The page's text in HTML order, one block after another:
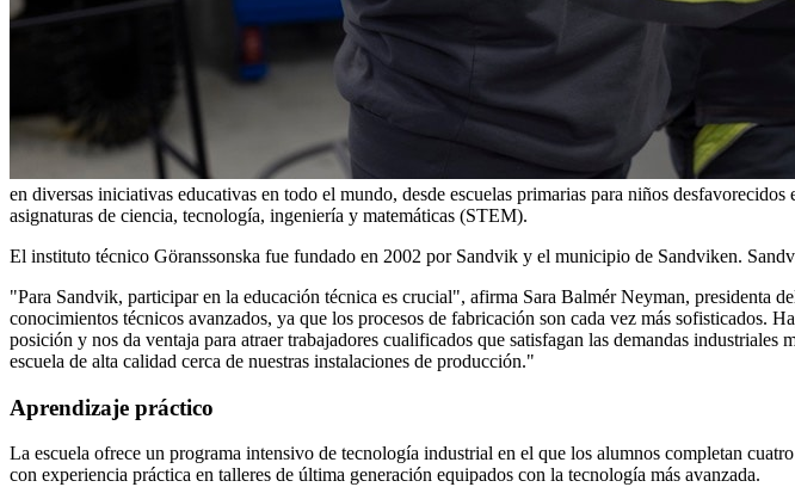
en diversas iniciativas educativas en todo el mundo, desde escuelas primarias para niños
asignaturas de ciencia, tecnología, ingeniería y matemáticas (STEM).
El instituto técnico Göranssonska fue fundado en 2002 por Sandvik y el municipio de Sandviken.
"Para Sandvik, participar en la educación técnica es crucial", afirma Sara Balmér Neyman, presidenta
conocimientos técnicos avanzados, ya que los procesos de fabricación son cada vez más sofisticados.
posición y nos da ventaja para atraer trabajadores cualificados que satisfagan las demandas
escuela de alta calidad cerca de nuestras instalaciones de producción."
Aprendizaje práctico
La escuela ofrece un programa intensivo de tecnología industrial en el que los alumnos completan
con experiencia práctica en talleres de última generación equipados con la tecnología más avanzada.